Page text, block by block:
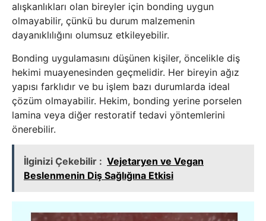
alışkanlıkları olan bireyler için bonding uygun
olmayabilir, çünkü bu durum malzemenin
dayanıklılığını olumsuz etkileyebilir.
Bonding uygulamasını düşünen kişiler, öncelikle diş
hekimi muayenesinden geçmelidir. Her bireyin ağız
yapısı farklıdır ve bu işlem bazı durumlarda ideal
çözüm olmayabilir. Hekim, bonding yerine porselen
lamina veya diğer restoratif tedavi yöntemlerini
önerebilir.
İlginizi Çekebilir : Vejetaryen ve Vegan
Beslenmenin Diş Sağlığına Etkisi